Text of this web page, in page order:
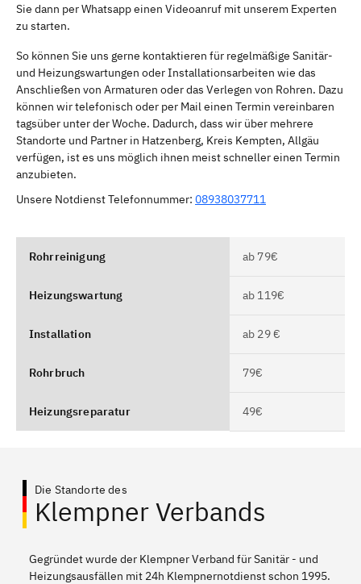
Sie dann per Whatsapp einen Videoanruf mit unserem Experten
zu starten.
So können Sie uns gerne kontaktieren für regelmäßige Sanitär-
und Heizungswartungen oder Installationsarbeiten wie das
Anschließen von Armaturen oder das Verlegen von Rohren. Dazu
können wir telefonisch oder per Mail einen Termin vereinbaren
tagsüber unter der Woche. Dadurch, dass wir über mehrere
Standorte und Partner in Hatzenberg, Kreis Kempten, Allgäu
verfügen, ist es uns möglich ihnen meist schneller einen Termin
anzubieten.
Unsere Notdienst Telefonnummer: 08938037711
Rohrreinigung ab 79€
Heizungswartung ab 119€
Installation ab 29 €
Rohrbruch 79€
Heizungsreparatur 49€
Die Standorte des
Klempner Verbands
Gegründet wurde der Klempner Verband für Sanitär - und
Heizungsausfällen mit 24h Klempnernotdienst schon 1995.